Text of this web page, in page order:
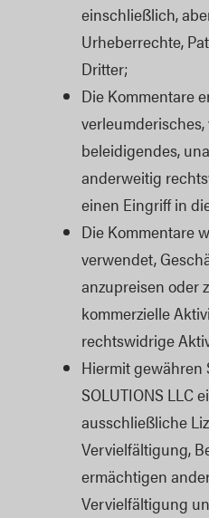
einschließlich,
Urheberrechte,
Dritter;
Die Kommentare
beleidigendes,
anderweitig
einen Eingriff in
Die Kommentare
verwendet,
anzupreisen oder
kommerzielle
rechtswidrige
Hiermit gewähren
SOLUTIONS LLC
ausschließliche
Vervielfältigung,
ermächtigen
Vervielfältigung